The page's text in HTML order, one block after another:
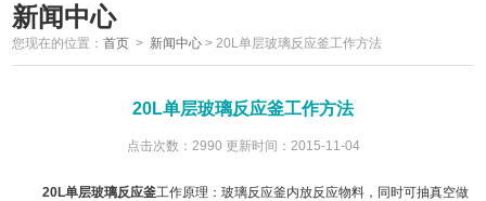
新闻中心
您现在的位置：首页 > 新闻中心 > 20L单层玻璃反应釜工作方法
20L单层玻璃反应釜工作方法
点击次数：2990 更新时间：2015-11-04
20L单层玻璃反应釜工作原理：玻璃反应釜内放反应物料，同时可抽真空做